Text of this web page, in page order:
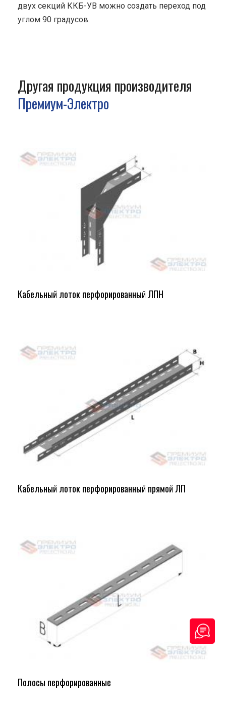
двух секций ККБ-УВ можно создать переход под
углом 90 градусов.
Другая продукция производителя
Премиум-Электро
Кабельный лоток перфорированный ЛПН
Кабельный лоток перфорированный прямой ЛП
Полосы перфорированные